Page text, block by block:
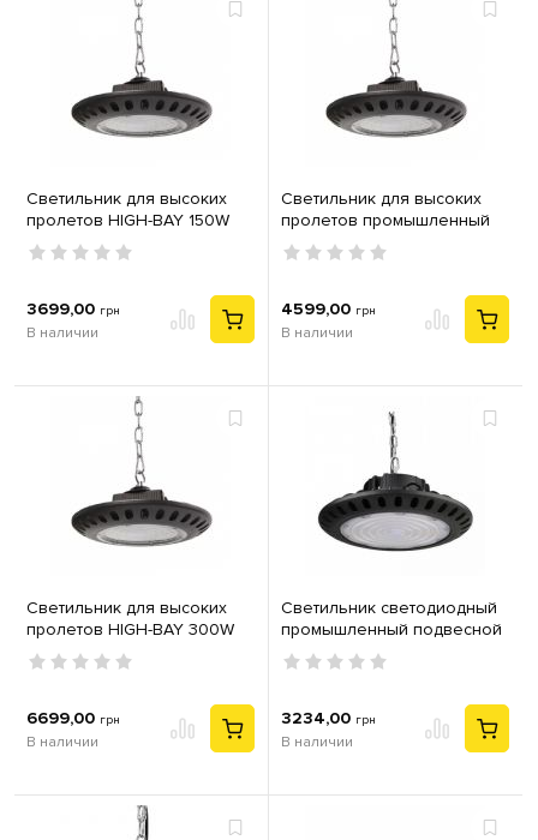
Светильник для высоких
пролетов HIGH-BAY 150W
IP65 6400K Евросвет EVRO-
EB-150-03
3699,00 грн
В наличии
Светильник для высоких
пролетов промышленный
HIGH-BAY 200W IP65 6400K
Евросвет EVRO-EB-200-03
4599,00 грн
В наличии
Светильник для высоких
пролетов HIGH-BAY 300W
IP65 6400K Евросвет EVRO-
EB-300-03
6699,00 грн
В наличии
Светильник светодиодный
промышленный подвесной
Horoz Artemis-300 300Вт
6400К IP65
3234,00 грн
В наличии